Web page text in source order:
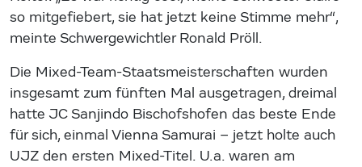
so mitgefiebert, sie hat jetzt keine Stimme mehr“,
meinte Schwergewichtler Ronald Pröll.
Die Mixed-Team-Staatsmeisterschaften wurden
insgesamt zum fünften Mal ausgetragen, dreimal
hatte JC Sanjindo Bischofshofen das beste Ende
für sich, einmal Vienna Samurai – jetzt holte auch
UJZ den ersten Mixed-Titel. U.a. waren am